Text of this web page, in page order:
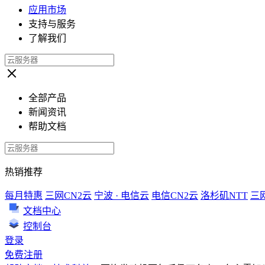
应用市场
支持与服务
了解我们
全部产品
新闻资讯
帮助文档
热销推荐
每月特惠 三网CN2云 宁波 · 电信云 电信CN2云 洛杉矶NTT 三
文档中心
控制台
登录
免费注册